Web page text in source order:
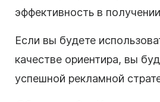
эффективность в
Если вы будете
качестве ориентира, вы
успешной рекламной